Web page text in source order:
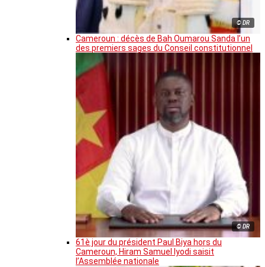
© DR
Cameroun : décès de Bah Oumarou Sanda l’un
des premiers sages du Conseil constitutionnel
© DR
61è jour du président Paul Biya hors du
Cameroun, Hiram Samuel Iyodi saisit
l’Assemblée nationale